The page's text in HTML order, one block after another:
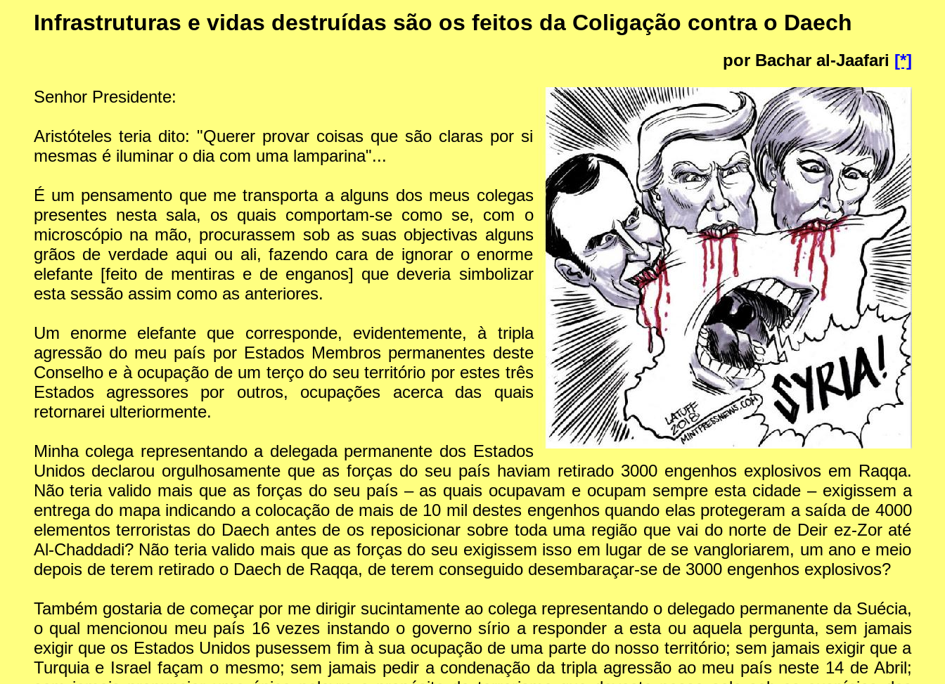
Infrastruturas e vidas destruídas são os feitos da Coligação contra o Daech
por Bachar al-Jaafari [*]
Senhor Presidente:
Aristóteles teria dito: "Querer provar coisas que são claras por si
mesmas é iluminar o dia com uma lamparina"...
É um pensamento que me transporta a alguns dos meus colegas
presentes nesta sala, os quais comportam-se como se, com o
microscópio na mão, procurassem sob as suas objectivas alguns
grãos de verdade aqui ou ali, fazendo cara de ignorar o enorme
elefante [feito de mentiras e de enganos] que deveria simbolizar
esta sessão assim como as anteriores.
Um enorme elefante que corresponde, evidentemente, à tripla
agressão do meu país por Estados Membros permanentes deste
Conselho e à ocupação de um terço do seu território por estes três
Estados agressores por outros, ocupações acerca das quais
retornarei ulteriormente.
Minha colega representando a delegada permanente dos Estados
Unidos declarou orgulhosamente que as forças do seu país haviam retirado 3000 engenhos explosivos em Raqqa.
Não teria valido mais que as forças do seu país – as quais ocupavam e ocupam sempre esta cidade – exigissem a
entrega do mapa indicando a colocação de mais de 10 mil destes engenhos quando elas protegeram a saída de 4000
elementos terroristas do Daech antes de os reposicionar sobre toda uma região que vai do norte de Deir ez-Zor até
Al-Chaddadi? Não teria valido mais que as forças do seu exigissem isso em lugar de se vangloriarem, um ano e meio
depois de terem retirado o Daech de Raqqa, de terem conseguido desembaraçar-se de 3000 engenhos explosivos?
Também gostaria de começar por me dirigir sucintamente ao colega representando o delegado permanente da Suécia,
o qual mencionou meu país 16 vezes instando o governo sírio a responder a esta ou aquela pergunta, sem jamais
exigir que os Estados Unidos pusessem fim à sua ocupação de uma parte do nosso território; sem jamais exigir que a
Turquia e Israel façam o mesmo; sem jamais pedir a condenação da tripla agressão ao meu país neste 14 de Abril;